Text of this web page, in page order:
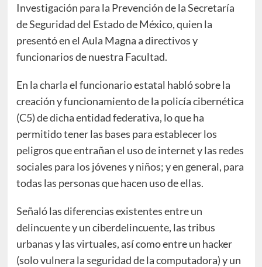
Investigación para la Prevención de la Secretaría
de Seguridad del Estado de México, quien la
presentó en el Aula Magna a directivos y
funcionarios de nuestra Facultad.
En la charla el funcionario estatal habló sobre la
creación y funcionamiento de la policía cibernética
(C5) de dicha entidad federativa, lo que ha
permitido tener las bases para establecer los
peligros que entrañan el uso de internet y las redes
sociales para los jóvenes y niños; y en general, para
todas las personas que hacen uso de ellas.
Señaló las diferencias existentes entre un
delincuente y un ciberdelincuente, las tribus
urbanas y las virtuales, así como entre un hacker
(solo vulnera la seguridad de la computadora) y un